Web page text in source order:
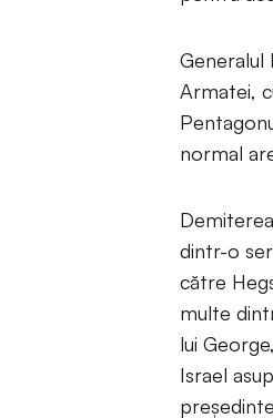
Generalul
Armatei,
normal
dintr-o
către
multe
lui
Israel